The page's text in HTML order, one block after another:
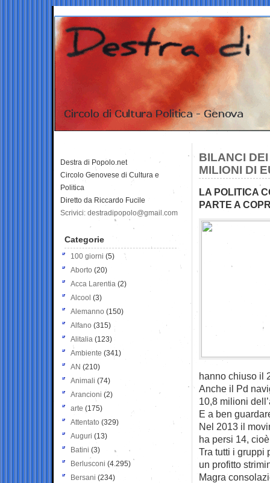
BILANCI
MILIONI DI
LA POLITICA
PARTE A
hanno chiuso il
Anche il Pd
10,8 milioni
E a ben
Nel 2013 il
ha persi 14,
Tra tutti i gruppi
un profitto
Magra
Destra di Popolo.net
Circolo Genovese di Cultura e
Politica
Diretto da Riccardo Fucile
Scrivici: destradipopolo@gmail.com
Categorie
100 giorni (5)
Aborto (20)
Acca Larentia (2)
Alcool (3)
Alemanno (150)
Alfano (315)
Alitalia (123)
Ambiente (341)
AN (210)
Animali (74)
Arancioni (2)
arte (175)
Attentato (329)
Auguri (13)
Batini (3)
Berlusconi (4.295)
Bersani (234)